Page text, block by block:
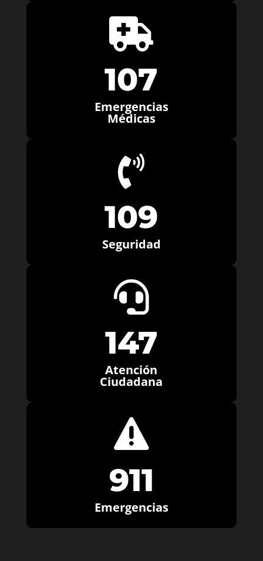

107
Emergencias
Médicas

109
Seguridad

147
Atención
Ciudadana

911
Emergencias